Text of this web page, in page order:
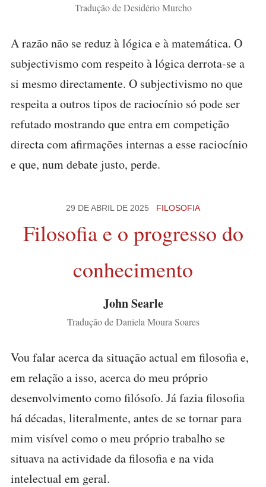
Tradução de Desidério Murcho
A razão não se reduz à lógica e à matemática. O
subjectivismo com respeito à lógica derrota-se a
si mesmo directamente. O subjectivismo no que
respeita a outros tipos de raciocínio só pode ser
refutado mostrando que entra em competição
directa com afirmações internas a esse raciocínio
e que, num debate justo, perde.
29 DE ABRIL DE 2025 FILOSOFIA
Filosofia e o progresso do
conhecimento
John Searle
Tradução de Daniela Moura Soares
Vou falar acerca da situação actual em filosofia e,
em relação a isso, acerca do meu próprio
desenvolvimento como filósofo. Já fazia filosofia
há décadas, literalmente, antes de se tornar para
mim visível como o meu próprio trabalho se
situava na actividade da filosofia e na vida
intelectual em geral.